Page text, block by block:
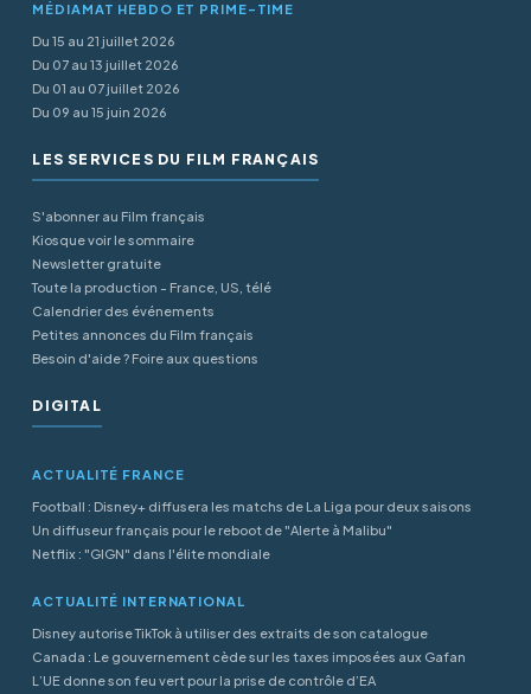
MÉDIAMAT HEBDO ET PRIME-TIME
Du 15 au 21 juillet 2026
Du 07 au 13 juillet 2026
Du 01 au 07 juillet 2026
Du 09 au 15 juin 2026
LES SERVICES DU FILM FRANÇAIS
S'abonner au Film français
Kiosque voir le sommaire
Newsletter gratuite
Toute la production - France, US, télé
Calendrier des événements
Petites annonces du Film français
Besoin d'aide ? Foire aux questions
DIGITAL
ACTUALITÉ FRANCE
Football : Disney+ diffusera les matchs de La Liga pour deux saisons
Un diffuseur français pour le reboot de "Alerte à Malibu"
Netflix : "GIGN" dans l'élite mondiale
ACTUALITÉ INTERNATIONAL
Disney autorise TikTok à utiliser des extraits de son catalogue
Canada : Le gouvernement cède sur les taxes imposées aux Gafan
L’UE donne son feu vert pour la prise de contrôle d’EA